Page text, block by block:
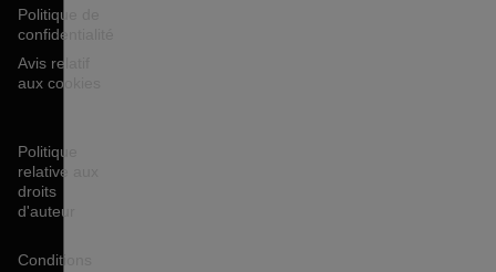
Politique de
confidentialité
Avis relatif
aux cookies
Politique
relative aux
droits
d'auteur
Conditions